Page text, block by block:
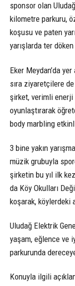
sponsor olan
kilometre parkuru,
koşusu ve paten
yarışlarda ter
Eker Meydan’da
sıra ziyaretçilere
şirket, verimli enerji
oyunlaştırarak
body marbling
3 bine yakın
müzik grubuyla
şirketin bu yıl ilk
da Köy Okulları
koşarak, köylerdeki
Uludağ Elektrik
yaşam, eğlence ve
parkurunda
Konuyla ilgili